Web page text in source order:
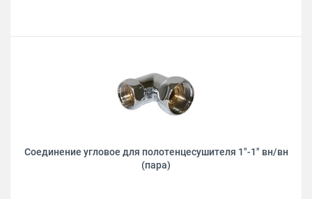
Соединение угловое для полотенцесушителя 1"-1" вн/вн
(пара)